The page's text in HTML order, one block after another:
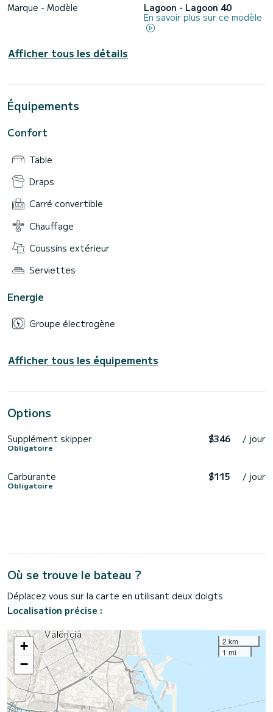
Marque - Modèle
Lagoon - Lagoon 40
En savoir plus sur ce modèle
Afficher tous les détails
Équipements
Confort
Table
Draps
Carré convertible
Chauffage
Coussins extérieur
Serviettes
Energie
Groupe électrogène
Afficher tous les équipements
Options
Supplément skipper
Obligatoire
$346 / jour
Carburante
Obligatoire
$115 / jour
Où se trouve le bateau ?
Déplacez vous sur la carte en utilisant deux doigts
Localisation précise :
+
−
2 km
1 mi